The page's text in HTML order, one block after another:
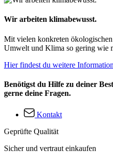
Wir arbeiten klimabewusst.
Mit vielen konkreten
Umwelt und Klima so gering wie
Hier findest du weitere
Benötigst du Hilfe zu deiner
gerne deine Fragen.
Kontakt
Geprüfte Qualität
Sicher und vertraut einkaufen